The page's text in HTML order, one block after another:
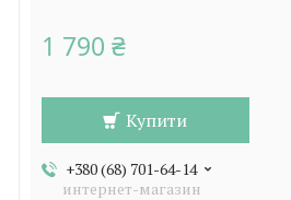
1 790 ₴
Купити
+380 (68) 701-64-14
интернет-магазин